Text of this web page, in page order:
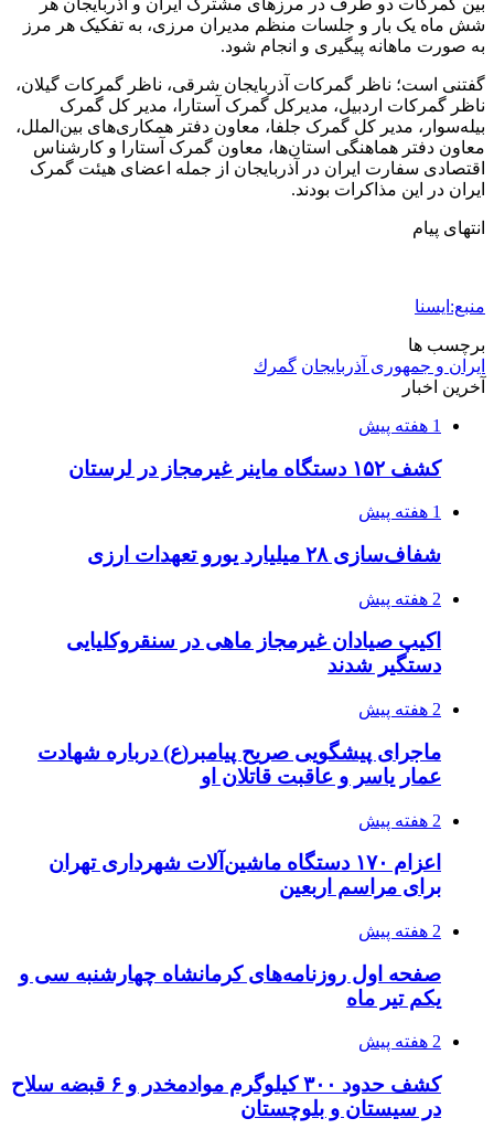
2 هفته پیش
ماجرای پیشگویی صریح پیامبر(ع) درباره شهادت
عمار یاسر و عاقبت قاتلان او
2 هفته پیش
اعزام ۱۷۰ دستگاه ماشین‌آلات شهرداری تهران
برای مراسم اربعین
2 هفته پیش
یکم تیر ماه
2 هفته پیش
کرمانشاه را لرزاند
3 هفته پیش
انفجارهای شدید پایتخت اوکراین را به لرزه درآورد
3 هفته پیش
چطور ابزار اصل را با بهترین قیمت تهیه کنیم؟
3 هفته پیش
3 هفته پیش
اثر اخبار مالی و اقتصادی بر قیمت ارزهای فیات
3 هفته پیش
آخرین وضعیت شبکۀ برق شهرهای مورد حمله
توسط دشمن آمریکایی
3 هفته پیش
روایت کربلا از زبان دختری که تازه زائر شده است